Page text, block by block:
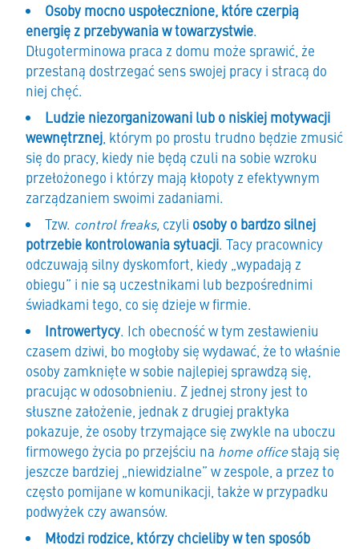
Osoby mocno uspołecznione, które czerpią
energię z przebywania w towarzystwie.
Długoterminowa praca z domu może sprawić, że
przestaną dostrzegać sens swojej pracy i stracą do
niej chęć.
Ludzie niezorganizowani lub o niskiej motywacji
wewnętrznej, którym po prostu trudno będzie zmusić
się do pracy, kiedy nie będą czuli na sobie wzroku
przełożonego i którzy mają kłopoty z efektywnym
zarządzaniem swoimi zadaniami.
Tzw. control freaks, czyli osoby o bardzo silnej
potrzebie kontrolowania sytuacji. Tacy pracownicy
odczuwają silny dyskomfort, kiedy „wypadają z
obiegu” i nie są uczestnikami lub bezpośrednimi
świadkami tego, co się dzieje w firmie.
Introwertycy. Ich obecność w tym zestawieniu
czasem dziwi, bo mogłoby się wydawać, że to właśnie
osoby zamknięte w sobie najlepiej sprawdzą się,
pracując w odosobnieniu. Z jednej strony jest to
słuszne założenie, jednak z drugiej praktyka
pokazuje, że osoby trzymające się zwykle na uboczu
firmowego życia po przejściu na home officestają się
jeszcze bardziej „niewidzialne” w zespole, a przez to
często pomijane w komunikacji, także w przypadku
podwyżek czy awansów.
Młodzi rodzice, którzy chcieliby w ten sposób